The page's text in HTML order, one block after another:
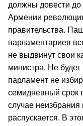
должны довести
Армении
правительства.
парламентариев
не выдвинут свои
министра. Не
парламент не
семидневный срок
случае
распускается. В